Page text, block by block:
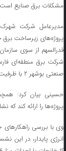
مشکلات برق صنایع است.
مدیرعامل شرکت
پروژه‌های زیرساخت برق
قدرالسهم از سوی
شرکت برق منطقه‌ای
صنعتی بوشهر ۲ با ظرفیت ۶۰ مگاولت‌آمپر شد.
حسینی بیان کرد:
پروژه‌ها را ارائه کند
وی با بررسی راهکارهای
انرژی پایدار، در